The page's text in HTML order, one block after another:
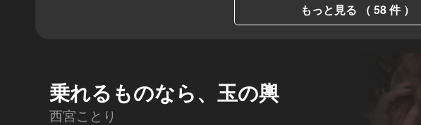
もっと見る （ 58 件 ）
乗れるものなら、玉の輿
西宮ことり